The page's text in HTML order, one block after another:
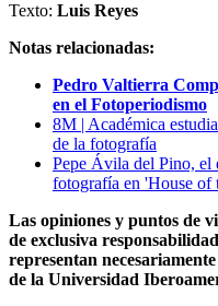
Texto: Luis Reyes
Notas relacionadas:
Pedro Valtierra
en el Fotoperiodismo
8M | Académica
de la fotografía
Pepe Ávila del Pino, el
fotografía en 'House of
Las opiniones y puntos de
de exclusiva
representan
de la Universidad